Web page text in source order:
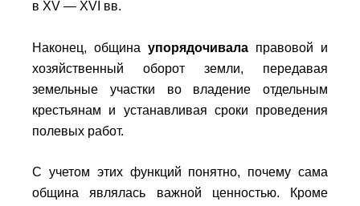
в XV — XVI вв.
Наконец, община упорядочивала правовой и
хозяйственный оборот земли, передавая
земельные участки во владение отдельным
крестьянам и устанавливая сроки проведения
полевых работ.
С учетом этих функций понятно, почему сама
община являлась важной ценностью. Кроме